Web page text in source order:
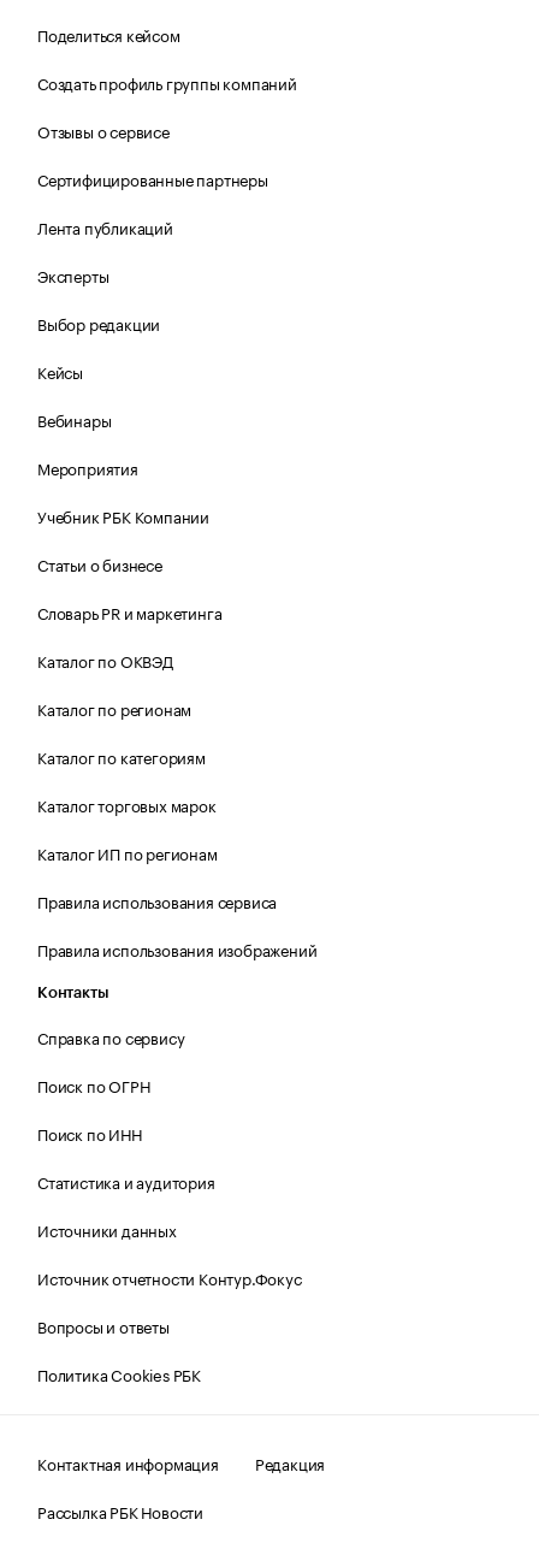
Поделиться кейсом
Создать профиль группы компаний
Отзывы о сервисе
Сертифицированные партнеры
Лента публикаций
Эксперты
Выбор редакции
Кейсы
Вебинары
Мероприятия
Учебник РБК Компании
Статьи о бизнесе
Словарь PR и маркетинга
Каталог по ОКВЭД
Каталог по регионам
Каталог по категориям
Каталог торговых марок
Каталог ИП по регионам
Правила использования сервиса
Правила использования изображений
Контакты
Справка по сервису
Поиск по ОГРН
Поиск по ИНН
Статистика и аудитория
Источники данных
Источник отчетности Контур.Фокус
Вопросы и ответы
Политика Cookies РБК
Контактная информация
Редакция
Рассылка РБК Новости